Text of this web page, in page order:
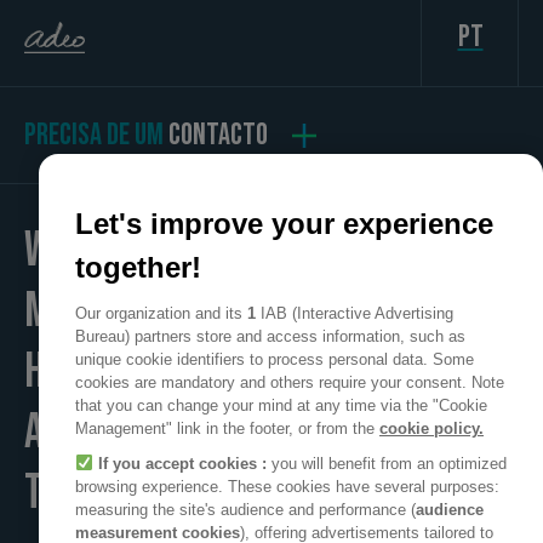
pt
PRECISA DE UMCONTACTO
WE
MAKE
HOME
A POSITIVE PLACE
TO LIVE
Let's improve your experience
together!
Our organization and its 1 IAB (Interactive Advertising
Bureau) partners store and access information, such as
unique cookie identifiers to process personal data. Some
cookies are mandatory and others require your consent. Note
that you can change your mind at any time via the "Cookie
Management" link in the footer, or from the cookie policy.
If you accept cookies : you will benefit from an optimized
browsing experience. These cookies have several purposes:
measuring the site's audience and performance (audience
measurement cookies), offering advertisements tailored to